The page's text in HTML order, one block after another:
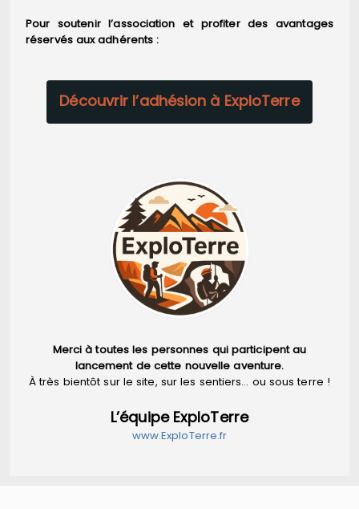
Pour soutenir l’association et profiter des avantages
réservés aux adhérents :
Découvrir l’adhésion à ExploTerre
Merci à toutes les personnes qui participent au
lancement de cette nouvelle aventure.
À très bientôt sur le site, sur les sentiers… ou sous terre !
L’équipe ExploTerre
www.ExploTerre.fr